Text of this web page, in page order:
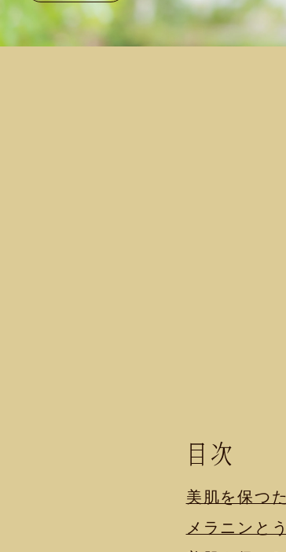
目次
美肌を保つ
メラニンと